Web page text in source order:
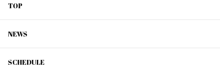
TOP
NEWS
SCHEDULE